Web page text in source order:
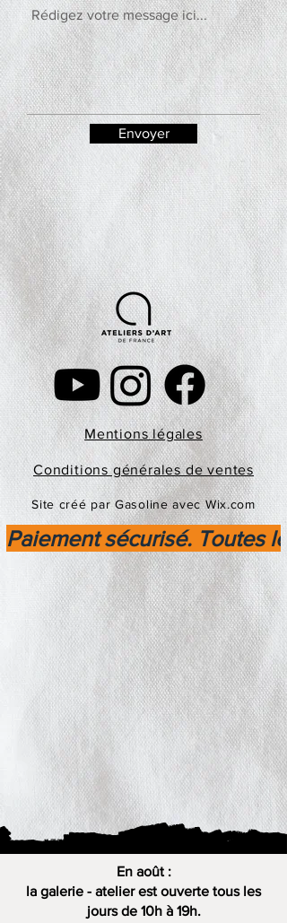
Envoyer
Mentions légales
Conditions générales de ventes
Site créé par Gasoline avec Wix.com
Paiement sécurisé. Toutes
En août :
la galerie - atelier est ouverte tous les
jours de 10h à 19h.